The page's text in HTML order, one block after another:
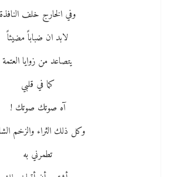
وفي الخارج خلف النافذة
لابد ان ضباباً مضيئاً
يتصاعد من زوايا العتمة
كما في قلبي
آه صوتك صوتك !
وكل ذلك الثراء والزخم
تطمرني به